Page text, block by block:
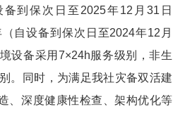
到保次日至2025年12月31日
自设备到保次日至2024年12月
设备采用7×24h服务级别，非生
。同时，为满足我社灾备双活建
、深度健康性检查、架构优化等